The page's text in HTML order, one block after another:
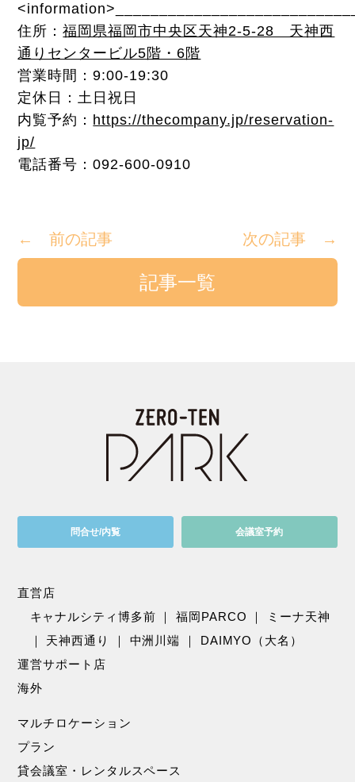
住所：福岡県福岡市中央区天神2-5-28 天神西
通りセンタービル5階・6階
営業時間：9:00-19:30
定休日：土日祝日
内覧予約： https://thecompany.jp/reservation-
jp/
電話番号：092-600-0910
← 前の記事 次の記事 →
記事一覧
問合せ/内覧 会議室予約
直営店
キャナルシティ博多前 ｜福岡PARCO ｜
ミーナ天神
｜ 天神西通り ｜ 中洲川端 ｜ DAIMYO（大名）
運営サポート店
海外
マルチロケーション
プラン
貸会議室・レンタルスペース